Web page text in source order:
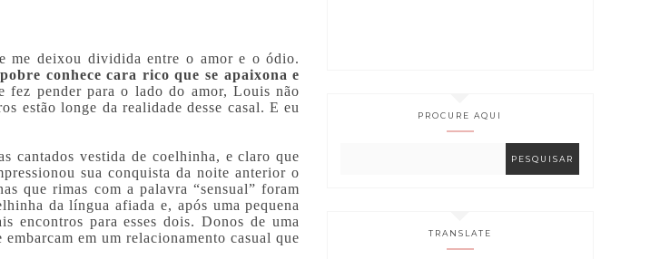
me deixou dividida entre o amor e o ódio.
conhece cara rico que se apaixona e
fez pender para o lado do amor, Louis não
estão longe da realidade desse casal. E eu
cantados vestida de coelhinha, e claro que
sua conquista da noite anterior o
que rimas com a palavra “sensual” foram
da língua afiada e, após uma pequena
encontros para esses dois. Donos de uma
em um relacionamento casual que
PROCURE AQUI
TRANSLATE